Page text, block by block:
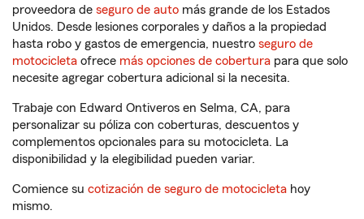
proveedora de seguro de auto más grande de los Estados
Unidos. Desde lesiones corporales y daños a la propiedad
hasta robo y gastos de emergencia, nuestro seguro de
motocicleta ofrece más opciones de cobertura para que solo
necesite agregar cobertura adicional si la necesita.
Trabaje con Edward Ontiveros en Selma, CA, para
personalizar su póliza con coberturas, descuentos y
complementos opcionales para su motocicleta. La
disponibilidad y la elegibilidad pueden variar.
Comience su cotización de seguro de motocicleta hoy
mismo.